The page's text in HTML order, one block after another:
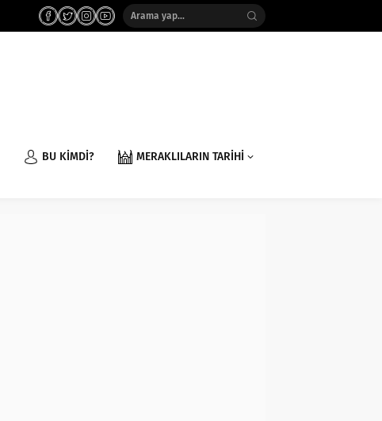
BU KİMDİ? MERAKLILARIN TARİHİ